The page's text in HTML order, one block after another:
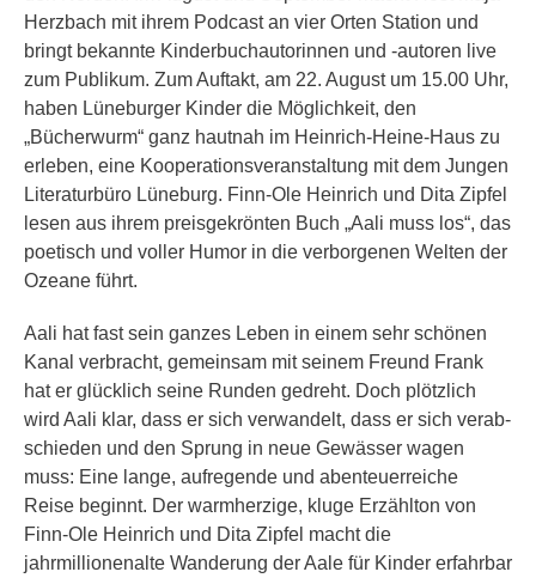
Herzbach mit ihrem Podcast an vier Orten Station und
bringt bekannte Kinderbuchautorinnen und -autoren live
zum Publikum. Zum Auftakt, am 22. August um 15.00 Uhr,
haben Lüneburger Kinder die Möglichkeit, den
„Bücherwurm“ ganz hautnah im Heinrich-Heine-Haus zu
erleben, eine Kooperationsveranstaltung mit dem Jungen
Literaturbüro Lüneburg. Finn-Ole Heinrich und Dita Zipfel
lesen aus ihrem preisgekrönten Buch „Aali muss los“, das
poetisch und voller Humor in die verborgenen Welten der
Ozeane führt.
Aali hat fast sein ganzes Leben in einem sehr schönen
Kanal verbracht, gemeinsam mit seinem Freund Frank
hat er glücklich seine Runden gedreht. Doch plötzlich
wird Aali klar, dass er sich verwandelt, dass er sich verab­
schieden und den Sprung in neue Gewässer wagen
muss: Eine lange, aufregende und abenteuerreiche
Reise beginnt. Der warmherzige, kluge Erzählton von
Finn-Ole Heinrich und Dita Zipfel macht die
jahrmillionenalte Wanderung der Aale für Kinder erfahrbar